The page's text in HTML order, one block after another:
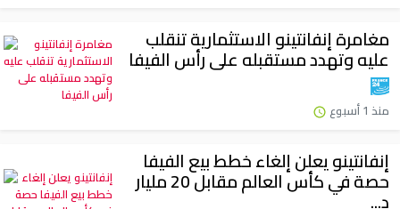
مغامرة إنفانتينو الاستثمارية تنقلب
عليه وتهدد مستقبله على رأس الفيفا
منذ 1 أسبوع
إنفانتينو يعلن إلغاء خطط بيع الفيفا
حصة في كأس العالم مقابل 20 مليار
د...